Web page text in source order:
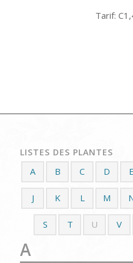
Tarif:
LISTES DES PLANTES
A B C D E
J K L M
S T U V
A